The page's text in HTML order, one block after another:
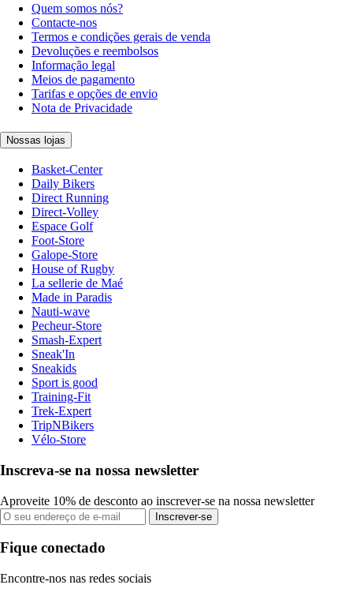
Quem somos nós?
Contacte-nos
Termos e condições gerais de venda
Devoluções e reembolsos
Informação legal
Meios de pagamento
Tarifas e opções de envio
Nota de Privacidade
Nossas lojas
Basket-Center
Daily Bikers
Direct Running
Direct-Volley
Espace Golf
Foot-Store
Galope-Store
House of Rugby
La sellerie de Maé
Made in Paradis
Nauti-wave
Pecheur-Store
Smash-Expert
Sneak'In
Sneakids
Sport is good
Training-Fit
Trek-Expert
TripNBikers
Vélo-Store
Inscreva-se na nossa newsletter
Aproveite 10% de desconto ao inscrever-se na nossa newsletter
Inscrever-se
Fique conectado
Encontre-nos nas redes sociais